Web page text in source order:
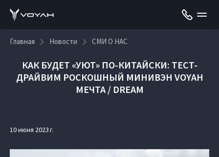
Главная Новости СМИ О НАС
КАК БУДЕТ «УЮТ» ПО-КИТАЙСКИ: ТЕСТ-
ДРАЙВИМ РОСКОШНЫЙ МИНИВЭН VOYAH
МЕЧТА / DREAM
10 июня 2023 г.